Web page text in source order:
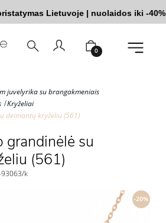
Lietuvoje| nuolaidos iki -40%
0
juvelyrika su brangakmeniais
Kryželiai
deimantų kryželiu (561)
grandinėlė su
(561)
93063/k
-20%